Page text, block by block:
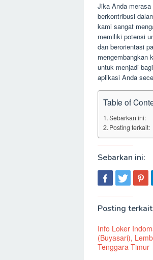
Jika Anda
berkontribusi
kami sangat
memiliki potensi
dan berorientasi
mengembangkan
untuk menjadi
aplikasi Anda
Table of
Sebarkan ini:
Posting terkait:
Sebarkan ini:
Posting
Info Loker
(Buyasari),
Tenggara Timur